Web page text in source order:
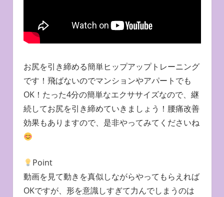
お尻を引き締める簡単ヒップアップトレーニング
です！飛ばないのでマンションやアパートでも
OK！たった4分の簡単なエクササイズなので、継
続してお尻を引き締めていきましょう！腰痛改善
効果もありますので、是非やってみてくださいね
Point
動画を見て動きを真似しながらやってもらえれば
OKですが、形を意識しすぎて力んでしまうのは